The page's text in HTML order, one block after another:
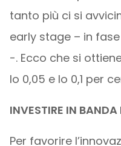
tanto più ci si
early stage – in
-. Ecco che si
lo 0,05 e lo 0,1 per
INVESTIRE IN BANDA
Per favorire